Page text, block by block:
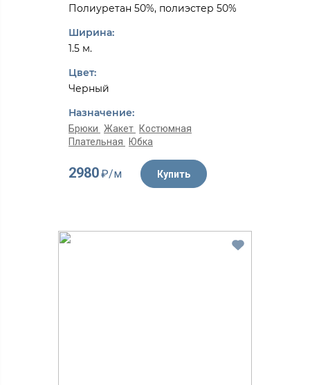
Полиуретан 50%, полиэстер 50%
Ширина:
1.5 м.
Цвет:
Черный
Назначение:
Брюки Жакет
Костюмная
Плательная
Юбка
2980₽/м Купить